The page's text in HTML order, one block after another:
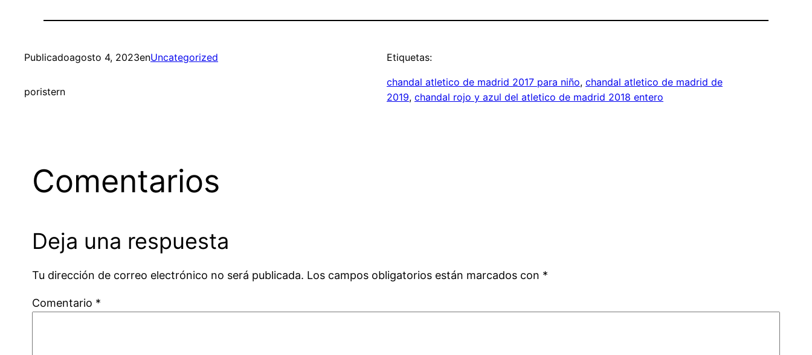
Publicadoagosto 4, 2023enUncategorized
poristern
Etiquetas:
chandal atletico de madrid 2017 para niño, chandal atletico de madrid de
2019, chandal rojo y azul del atletico de madrid 2018 entero
Comentarios
Deja una respuesta
Tu dirección de correo electrónico no será publicada. Los campos obligatorios están marcados con *
Comentario *